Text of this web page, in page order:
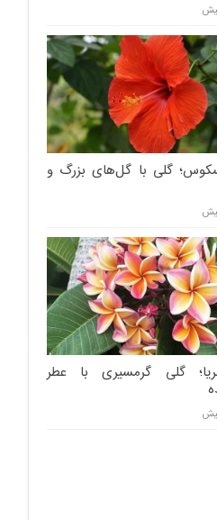
گلی با گل‌های بزرگ و
گلی گرمسیری با عطر